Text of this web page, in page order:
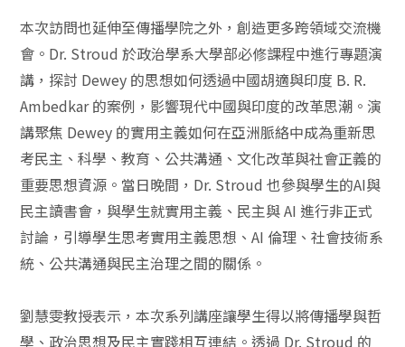
本次訪問也延伸至傳播學院之外，創造更多跨領域交流機
會。Dr. Stroud 於政治學系大學部必修課程中進行專題演
講，探討 Dewey 的思想如何透過中國胡適與印度 B. R.
Ambedkar 的案例，影響現代中國與印度的改革思潮。演
講聚焦 Dewey 的實用主義如何在亞洲脈絡中成為重新思
考民主、科學、教育、公共溝通、文化改革與社會正義的
重要思想資源。當日晚間，Dr. Stroud 也參與學生的AI與
民主讀書會，與學生就實用主義、民主與 AI 進行非正式
討論，引導學生思考實用主義思想、AI 倫理、社會技術系
統、公共溝通與民主治理之間的關係。
劉慧雯教授表示，本次系列講座讓學生得以將傳播學與哲
學、政治思想及民主實踐相互連結。透過 Dr. Stroud 的